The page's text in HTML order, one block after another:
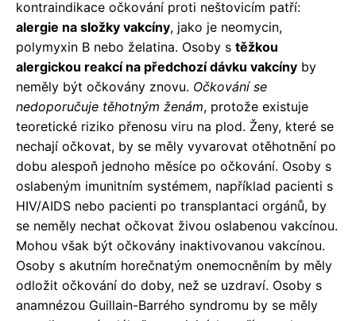
kontraindikace očkování proti neštovicím patří:
alergie na složky vakcíny, jako je neomycin,
polymyxin B nebo želatina. Osoby s těžkou
alergickou reakcí na předchozí dávku vakcíny by
neměly být očkovány znovu. Očkování se
nedoporučuje těhotným ženám, protože existuje
teoretické riziko přenosu viru na plod. Ženy, které se
nechají očkovat, by se měly vyvarovat otěhotnění po
dobu alespoň jednoho měsíce po očkování. Osoby s
oslabeným imunitním systémem, například pacienti s
HIV/AIDS nebo pacienti po transplantaci orgánů, by
se neměly nechat očkovat živou oslabenou vakcínou.
Mohou však být očkovány inaktivovanou vakcínou.
Osoby s akutním horečnatým onemocněním by měly
odložit očkování do doby, než se uzdraví. Osoby s
anamnézou Guillain-Barrého syndromu by se měly